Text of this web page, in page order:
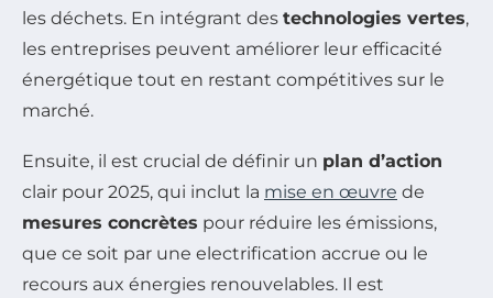
les déchets. En intégrant des technologies vertes,
les entreprises peuvent améliorer leur efficacité
énergétique tout en restant compétitives sur le
marché.
Ensuite, il est crucial de définir un plan d’action
clair pour 2025, qui inclut la mise en œuvre de
mesures concrètes pour réduire les émissions,
que ce soit par une electrification accrue ou le
recours aux énergies renouvelables. Il est